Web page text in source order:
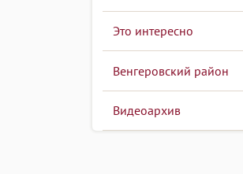
Это интересно
Венгеровский район
Видеоархив